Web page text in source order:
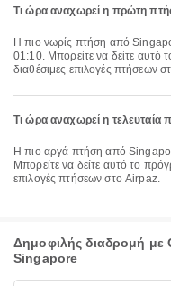
Τι ώρα αναχωρεί η πρώτη
Η πιο νωρίς πτήση από Singapore με την Cebu Pacific αναχωρεί στις
01:10. Μπορείτε να δείτε αυτό
διαθέσιμες επιλογές πτήσεων
Τι ώρα αναχωρεί η
Η πιο αργά πτήση από Singapore με την Cebu Pacific αναχωρεί στις 18:25.
Μπορείτε να δείτε αυτό το
επιλογές πτήσεων στο Airpaz.
Δημοφιλής διαδρομή
Singapore